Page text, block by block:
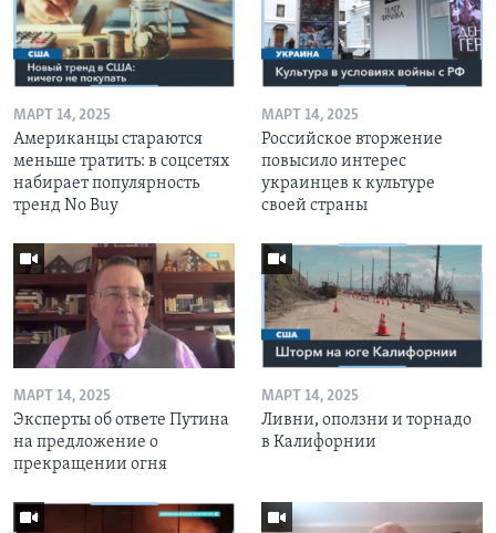
МАРТ 14, 2025
Американцы стараются
меньше тратить: в соцсетях
набирает популярность
тренд No Buy
МАРТ 14, 2025
Российское вторжение
повысило интерес
украинцев к культуре
своей страны
МАРТ 14, 2025
Эксперты об ответе Путина
на предложение о
прекращении огня
МАРТ 14, 2025
Ливни, оползни и торнадо
в Калифорнии